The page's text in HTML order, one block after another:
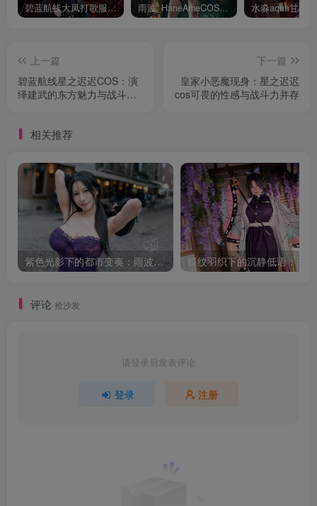
碧蓝航线大凤打歌服有多甜？看看水淼aquaCOS版本就知道 雨波_HaneAmeCOS：演绎尤贝尔的美丽与死亡的微笑
上一篇
碧蓝航线星之迟迟COS：演
绎建武的东方魅力与战斗气
下一篇
皇家小恶魔现身：星之迟迟
cos可畏的性感与战斗力并存
相关推荐
紫色光影下的都市变奏：雨波_HaneAme韩风小妈的街拍叙事
评论 抢沙发
请登录后发表评论
登录 注册